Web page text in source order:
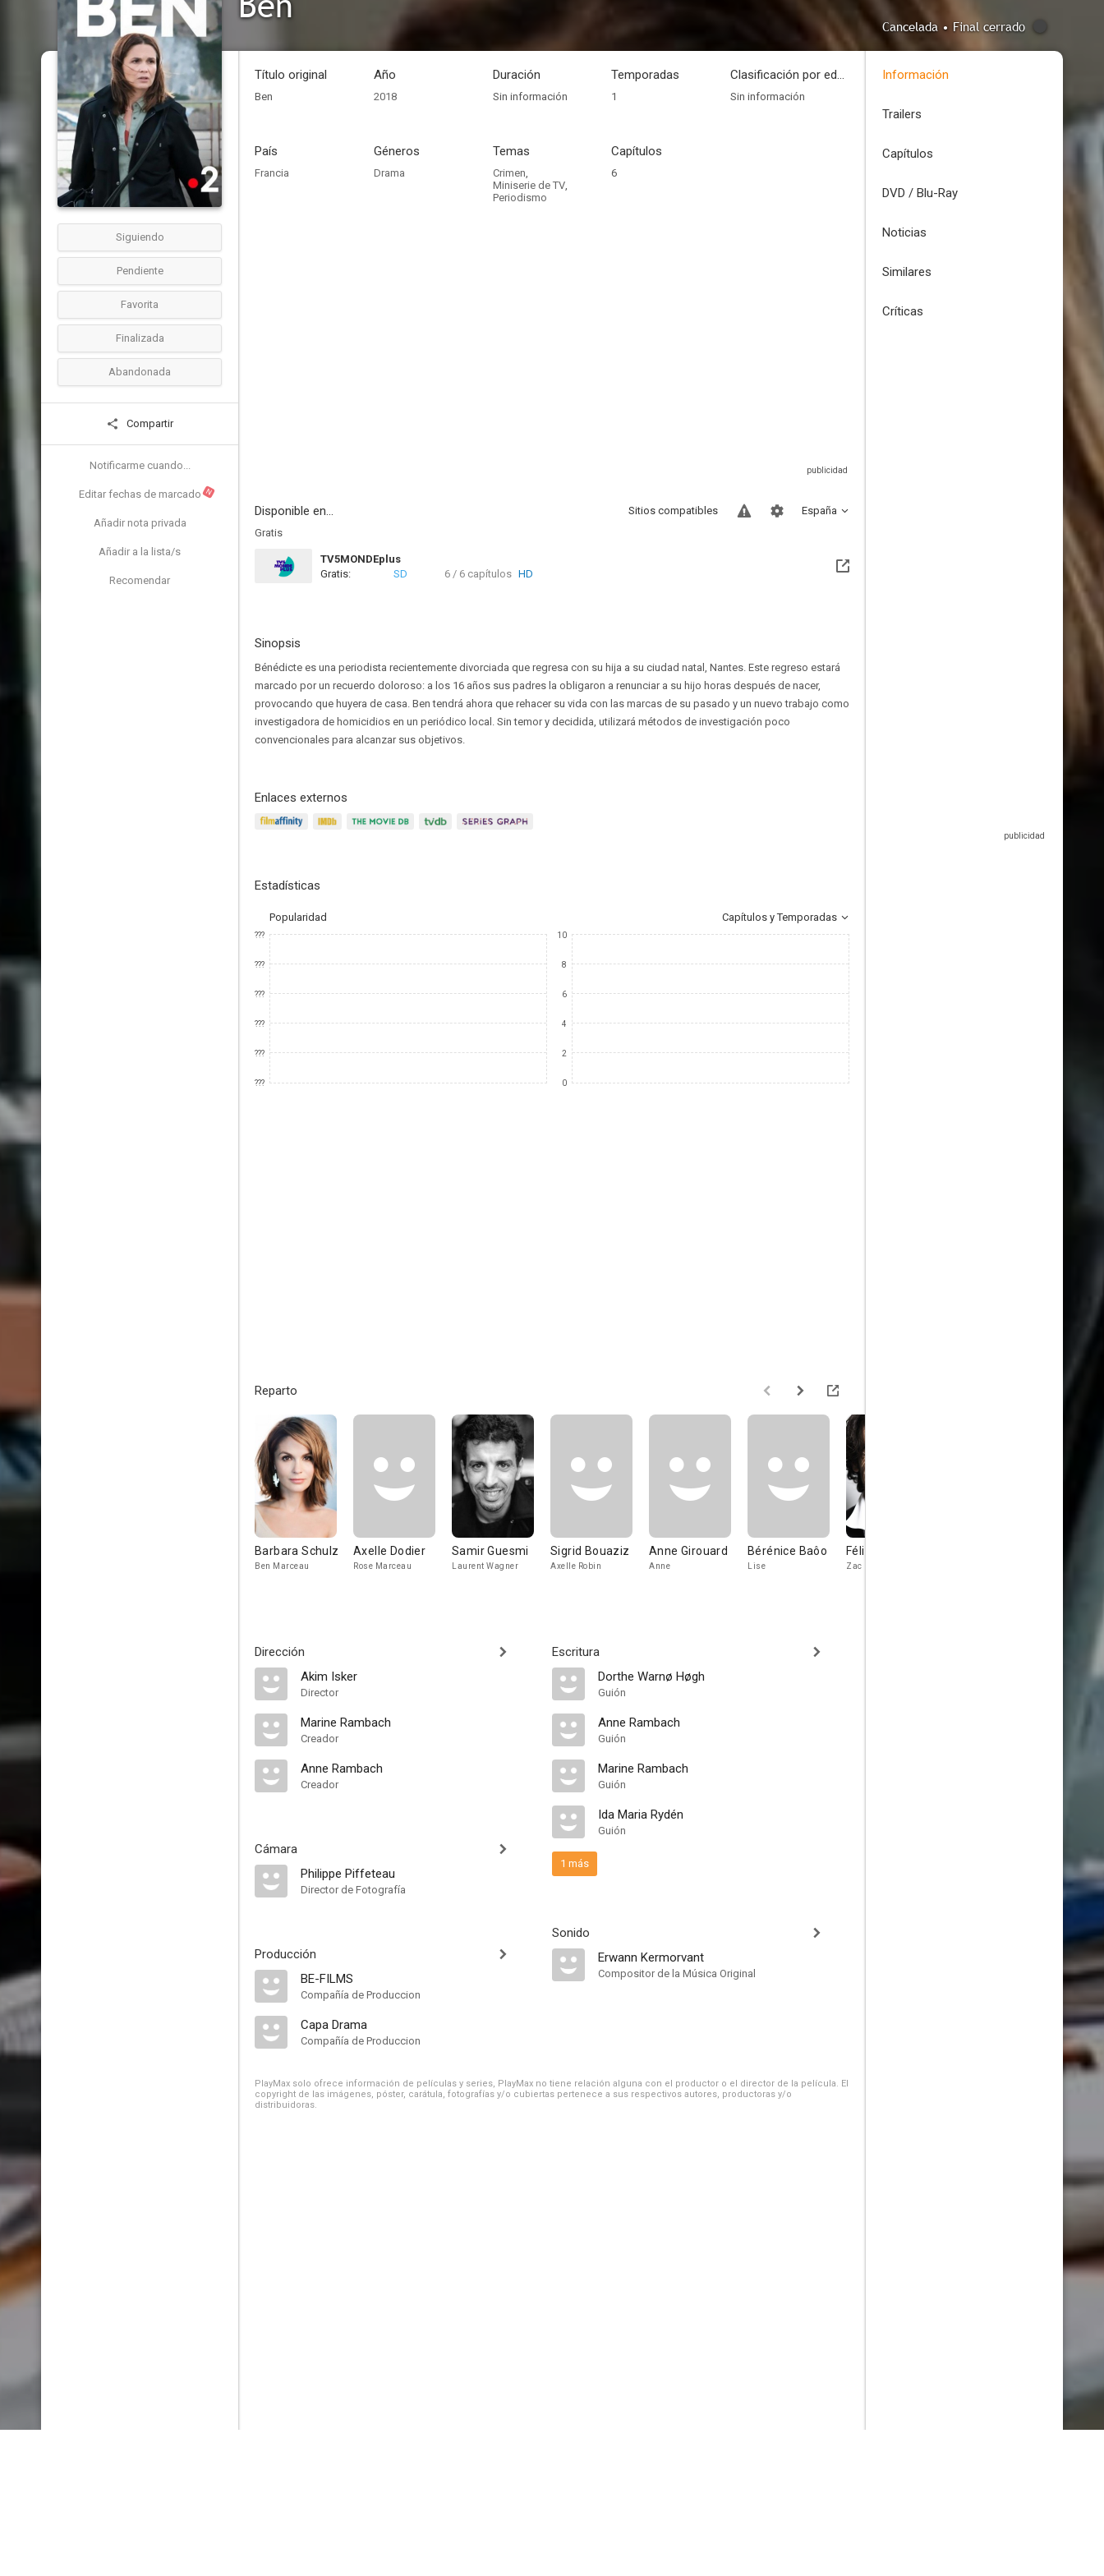
Cancelada • Final cerrado
Siguiendo
Pendiente
Favorita
Finalizada
Abandonada
Compartir
Notificarme cuando...
Editar fechas de marcado N
Añadir nota privada
Añadir a la lista/s
Recomendar
Título original
Ben
Año
2018
Duración
Sin información
Temporadas
1
Clasificación por edades
Sin información
País
Francia
Géneros
Drama
Temas
Crimen,
Miniserie de TV,
Periodismo
Capítulos
6
Disponible en... España
Sitios compatibles
Gratis
TV5MONDEplus
Gratis:
SD 6 / 6 capítulos HD
Sinopsis
Bénédicte es una periodista recientemente divorciada que regresa con su hija a su ciudad natal, Nantes. Este regreso estará
marcado por un recuerdo doloroso: a los 16 años sus padres la obligaron a renunciar a su hijo horas después de nacer,
provocando que huyera de casa. Ben tendrá ahora que rehacer su vida con las marcas de su pasado y un nuevo trabajo como
investigadora de homicidios en un periódico local. Sin temor y decidida, utilizará métodos de investigación poco
convencionales para alcanzar sus objetivos.
Enlaces externos
Estadísticas
Popularidad Capítulos y Temporadas
???
???
???
???
???
???
10
8
6
4
2
0
Reparto
Barbara Schulz
Ben Marceau
Axelle Dodier
Rose Marceau
Samir Guesmi
Laurent Wagner
Sigrid Bouaziz
Axelle Robin
Anne Girouard
Anne
Bérénice Baôo
Lise
Félicien Juttner
Zac Romero
Dirección
Akim Isker
Director
Marine Rambach
Creador
Anne Rambach
Creador
Cámara
Philippe Piffeteau
Director de Fotografía
Producción
BE-FILMS
Compañía de Produccion
Capa Drama
Compañía de Produccion
Escritura
Dorthe Warnø Høgh
Guión
Anne Rambach
Guión
Marine Rambach
Guión
Ida Maria Rydén
Guión
1 más
Sonido
Erwann Kermorvant
Compositor de la Música Original
PlayMax solo ofrece información de películas y series, PlayMax no tiene relación alguna con el productor o el director de la película. El
copyright de las imágenes, póster, carátula, fotografías y/o cubiertas pertenece a sus respectivos autores, productoras y/o
distribuidoras.
Información
Trailers
Capítulos
DVD / Blu-Ray
Noticias
Similares
Críticas